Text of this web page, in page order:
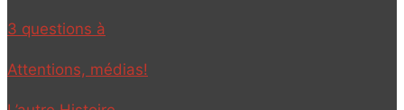
3 questions à
Attentions, médias!